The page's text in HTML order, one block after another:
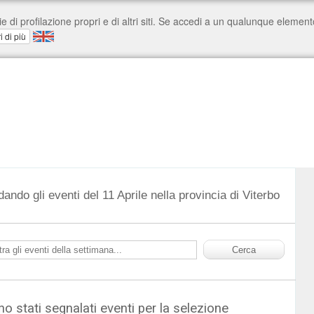
gli eventi del 11 Aprile nella provincia di Viterbo
stati segnalati eventi per la selezione